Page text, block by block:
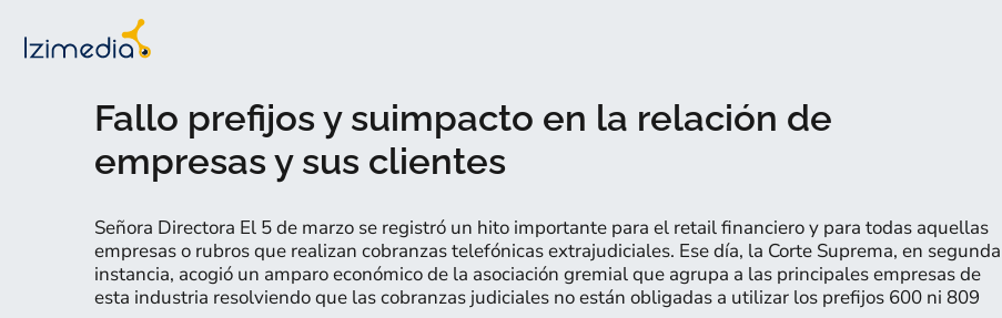
Fallo prefijos y suimpacto en la relación de
empresas y sus clientes
Señora Directora El 5 de marzo se registró un hito importante para el retail financiero y para todas aquellas
empresas o rubros que realizan cobranzas telefónicas extrajudiciales. Ese día, la Corte Suprema, en segunda
instancia, acogió un amparo económico de la asociación gremial que agrupa a las principales empresas de
esta industria resolviendo que las cobranzas judiciales no están obligadas a utilizar los prefijos 600 ni 809